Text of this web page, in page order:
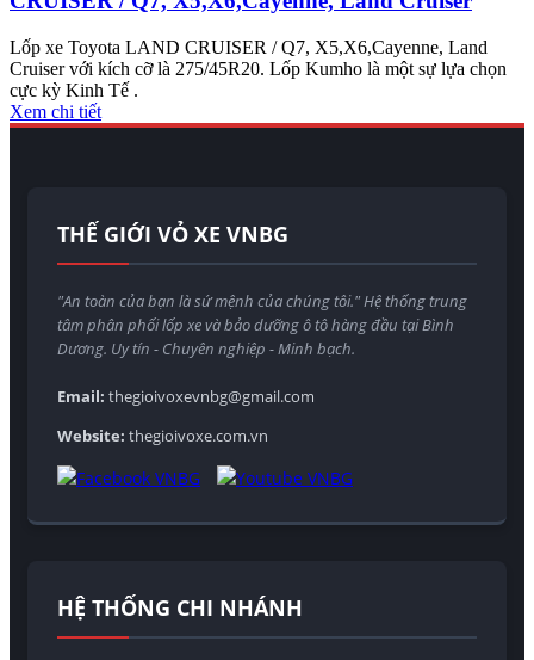
Lốp xe Toyota LAND CRUISER / Q7, X5,X6,Cayenne, Land
Cruiser với kích cỡ là 275/45R20. Lốp Kumho là một sự lựa chọn
cực kỳ Kinh Tế .
Xem chi tiết
THẾ GIỚI VỎ XE VNBG
"An toàn của bạn là sứ mệnh của chúng tôi." Hệ thống trung
tâm phân phối lốp xe và bảo dưỡng ô tô hàng đầu tại Bình
Dương. Uy tín - Chuyên nghiệp - Minh bạch.
Email: thegioivoxevnbg@gmail.com
Website: thegioivoxe.com.vn
HỆ THỐNG CHI NHÁNH